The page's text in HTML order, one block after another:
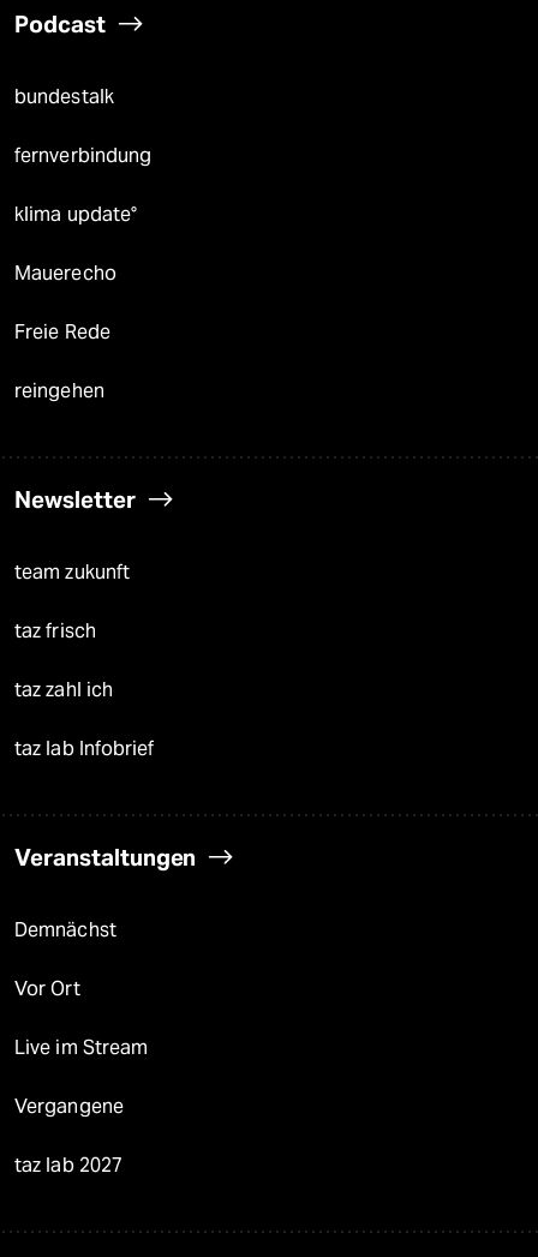
Podcast
bundestalk
fernverbindung
klima update°
Mauerecho
Freie Rede
reingehen
Newsletter
team zukunft
taz frisch
taz zahl ich
taz lab Infobrief
Veranstaltungen
Demnächst
Vor Ort
Live im Stream
Vergangene
taz lab 2027